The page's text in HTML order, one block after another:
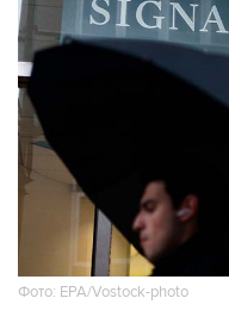
Фото: EPA/Vostock-photo